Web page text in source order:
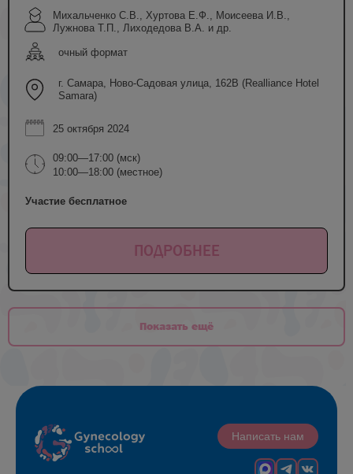
Михальченко С.В., Хуртова Е.Ф., Моисеева И.В.,
Лужнова Т.П., Лиходедова В.А. и др.
очный формат
г. Самара, Ново-Садовая улица, 162В (Realliance Hotel
Samara)
25 октября 2024
09:00—17:00 (мск)
10:00—18:00 (местное)
Участие бесплатное
ПОДРОБНЕЕ
Показать ещё
Написать нам